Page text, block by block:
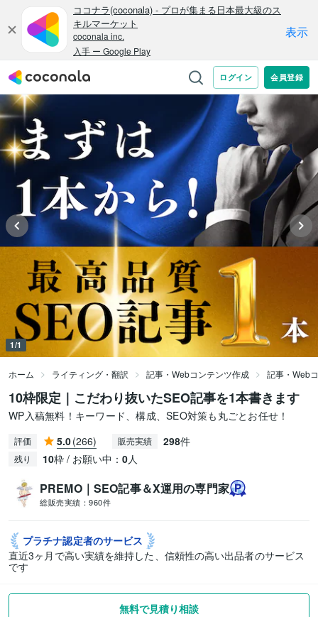
1/1
ホーム ライティング・翻訳 記事・Webコンテンツ作成 記事・Web
10枠限定｜こだわり抜いたSEO記事を1本書きます
WP入稿無料！キーワード、構成、SEO対策も丸ごとお任せ！
評価 5.0(266) 販売実績 298件
残り 10枠 / お願い中： 0人
PREMO｜SEO記事＆X運用の専門家
総販売実績： 960件
プラチナ認定者のサービス
直近3ヶ月で高い実績を維持した、信頼性の高い出品者のサービス
です
無料で見積り相談